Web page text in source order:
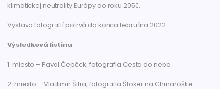
klimatickej neutrality Európy do roku 2050.
Výstava fotografií potrvá do konca februára 2022.
Výsledková listina
1. miesto – Pavol Čepček, fotografia Cesta do neba
2. miesto – Vladimír Šifra, fotografia Štoker na Chmaroške